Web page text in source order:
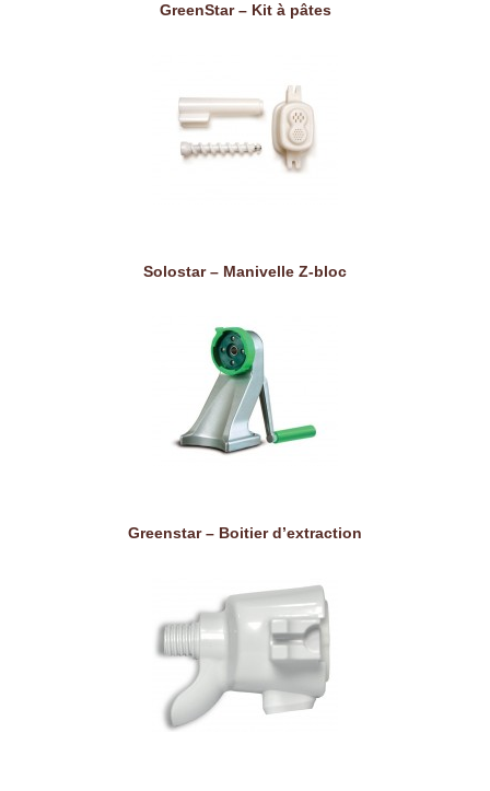
GreenStar – Kit à pâtes
Solostar – Manivelle Z-bloc
Greenstar – Boitier d’extraction